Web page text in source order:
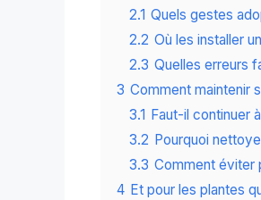
2.1 Quels gestes
2.2 Où les installer
2.3 Quelles erreurs
3 Comment maintenir
3.1 Faut-il continuer
3.2 Pourquoi
3.3 Comment éviter
4 Et pour les plantes